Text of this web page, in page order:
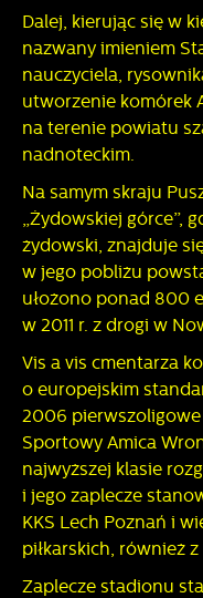
Dalej, kierując się w
nazwany imieniem
nauczyciela,
utworzenie komórek
na terenie powiatu
nadnoteckim.
Na samym skraju
„Żydowskiej górce”,
żydowski, znajduje
w jego pobliżu
ułożono ponad 800
w 2011 r. z drogi w
Vis a vis cmentarza
o europejskim
2006 pierwszoligowe
Sportowy Amica
najwyższej klasie
i jego zaplecze
KKS Lech Poznań i
piłkarskich, również
Zaplecze stadionu